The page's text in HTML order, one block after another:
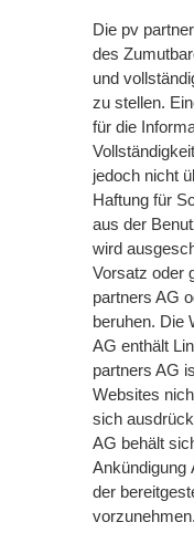
Die pv
des
und
zu stellen.
für die
jedoch nicht
Haftung für
aus der
wird
Vorsatz oder
partners AG
beruhen. Die
AG enthält
partners AG
Websites
sich
AG behält
Ankündigung
der
vorzunehmen.